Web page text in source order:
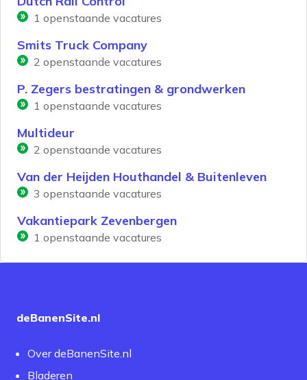
1 openstaande vacatures
Smits Truck Company
2 openstaande vacatures
P. Zegers bestratingen & grondwerken
1 openstaande vacatures
Multideur
2 openstaande vacatures
Van der Heijden Houthandel & Buitenleven
3 openstaande vacatures
Vakantiepark Zevenbergen
1 openstaande vacatures
deBanenSite.nl
Over deBanenSite.nl
Bladeren